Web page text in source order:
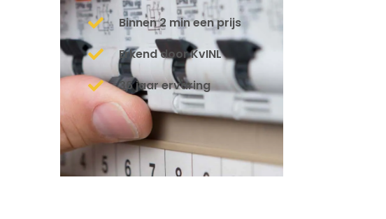
Binnen 2 min een prijs
Erkend door KvINL
36 jaar ervaring